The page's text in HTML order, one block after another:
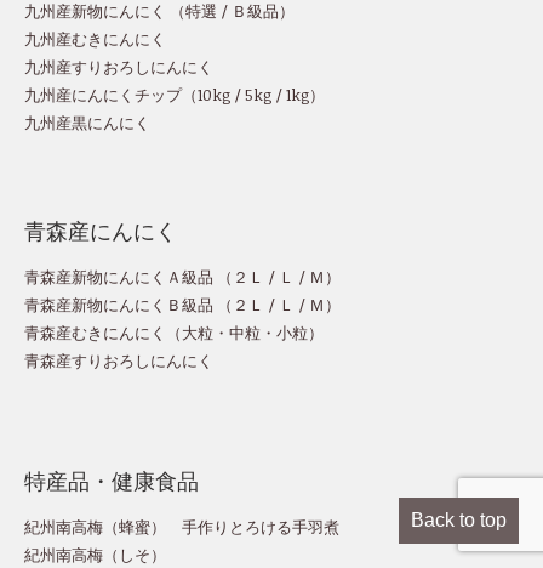
Back to top
九州産新物にんにく （特選 / Ｂ級品）
九州産むきにんにく
九州産すりおろしにんにく
九州産にんにくチップ（10kg /5kg /1kg）
九州産黒にんにく
青森産にんにく
青森産新物にんにくＡ級品 （ ２Ｌ / Ｌ / Ｍ ）
青森産新物にんにくＢ級品 （ ２Ｌ / Ｌ / Ｍ ）
青森産むきにんにく（大粒 ・ 中粒 ・ 小粒）
青森産すりおろしにんにく
特産品・健康食品
紀州南高梅（蜂蜜）
手作りとろける手羽煮
紀州南高梅（しそ）